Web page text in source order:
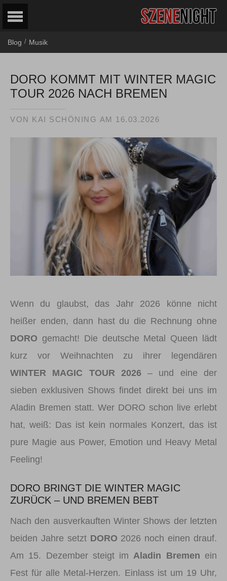
Blog / Musik
DORO KOMMT MIT WINTER MAGIC
TOUR 2026 NACH BREMEN
VON KAI SCHÖNING AM 16.03.2026
Wenn du glaubst, das Jahr 2026 könne nicht
heißer enden, dann hast du die Rechnung ohne
DORO gemacht! Die deutsche Metal Queen lädt
kurz vor Weihnachten zu ihrer legendären
WINTER MAGIC TOUR 2026– und eine der
sieben exklusiven Shows findet direkt bei uns im
Aladin Bremen statt. Wer DORO schon live erlebt
hat, weiß: Das ist kein normales Konzert, das ist
pure Magie aus Power, Emotion und Heavy Metal
Feeling!
DORO BRINGT DIE WINTER MAGIC
ZURÜCK – UND BREMEN BEBT
Nach den ausverkauften Winter Shows der letzten
beiden Jahre setzt DORO 2026 noch einen drauf.
Am 15. Dezember steigt imAladin Bremen ein
Fest für alle Metal-Herzen. Einlass ist um 19 Uhr,